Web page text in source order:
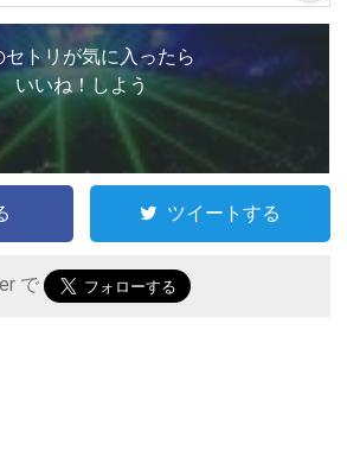
セトリが気に入ったら
いいね！しよう
ツイートする
で